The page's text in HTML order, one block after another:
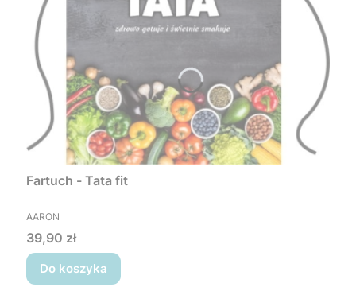
Fartuch - Tata fit
PRODUCENT
AARON
Cena
39,90 zł
Do koszyka